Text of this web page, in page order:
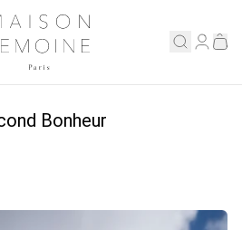
Lemoine
Bonheur